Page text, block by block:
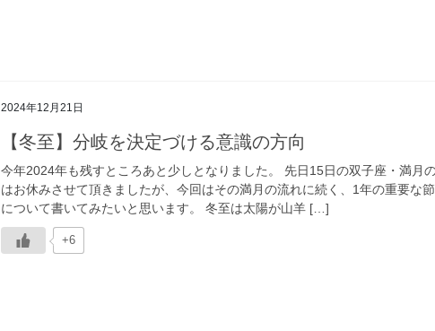
2024年12月21日
【冬至】分岐を決定づける意識の方向
今年2024年も残すところあと少しとなりました。 先日15日の双子座・満月
はお休みさせて頂きましたが、今回はその満月の流れに続く、1年の重要な節
について書いてみたいと思います。 冬至は太陽が山羊 […]
+6